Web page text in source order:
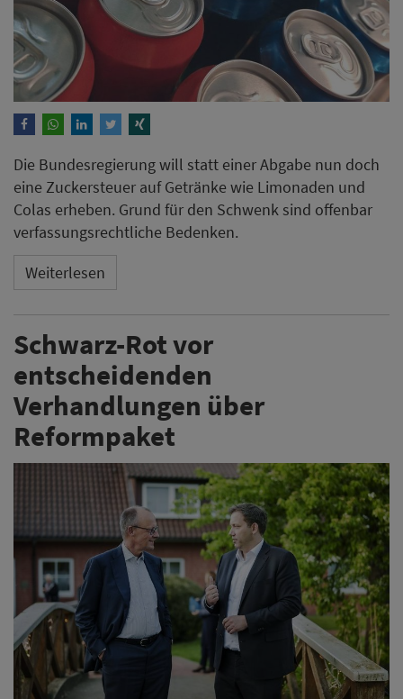
Die Bundesregierung will statt einer Abgabe nun doch
eine Zuckersteuer auf Getränke wie Limonaden und
Colas erheben. Grund für den Schwenk sind offenbar
verfassungsrechtliche Bedenken.
Weiterlesen
Schwarz-Rot vor
entscheidenden
Verhandlungen über
Reformpaket